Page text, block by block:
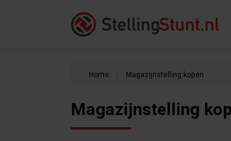
Home keyboard_arrow_right Magazijnstelling kopen
Magazijnstelling